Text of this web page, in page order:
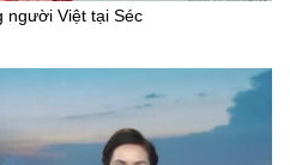
người Việt tại Séc